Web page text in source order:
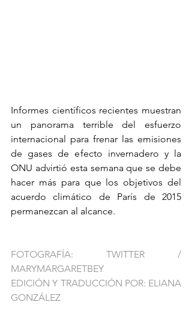
Informes científicos recientes muestran
un panorama terrible del esfuerzo
internacional para frenar las emisiones
de gases de efecto invernadero y la
ONU advirtió esta semana que se debe
hacer más para que los objetivos del
acuerdo climático de París de 2015
permanezcan al alcance.
FOTOGRAFÍA: TWITTER /
MARYMARGARETBEY
EDICIÓN Y TRADUCCIÓN POR: ELIANA
GONZÁLEZ